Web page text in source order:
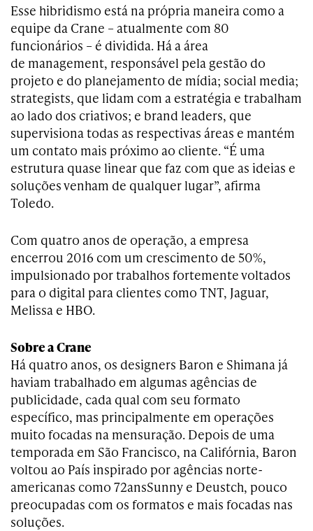
Esse hibridismo está na própria maneira como a
equipe da Crane – atualmente com 80
funcionários – é dividida. Há a área
de management, responsável pela gestão do
projeto e do planejamento de mídia; social media;
strategists, que lidam com a estratégia e trabalham
ao lado dos criativos; e brand leaders, que
supervisiona todas as respectivas áreas e mantém
um contato mais próximo ao cliente. “É uma
estrutura quase linear que faz com que as ideias e
soluções venham de qualquer lugar”, afirma
Toledo.
Com quatro anos de operação, a empresa
encerrou 2016 com um crescimento de 50%,
impulsionado por trabalhos fortemente voltados
para o digital para clientes como TNT, Jaguar,
Melissa e HBO.
Sobre a Crane
Há quatro anos, os designers Baron e Shimana já
haviam trabalhado em algumas agências de
publicidade, cada qual com seu formato
específico, mas principalmente em operações
muito focadas na mensuração. Depois de uma
temporada em São Francisco, na Califórnia, Baron
voltou ao País inspirado por agências norte-
americanas como 72ansSunny e Deustch, pouco
preocupadas com os formatos e mais focadas nas
soluções.